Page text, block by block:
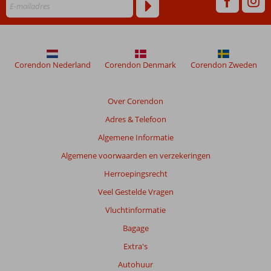
meer
de
Over Corendon
Adres & Telefoon
Algemene Informatie
Algemene voorwaarden en verzekeringen
Herroepingsrecht
Veel Gestelde Vragen
Vluchtinformatie
Bagage
Extra's
Autohuur
Corendon Nederland Corendon Denmark Corendon Zweden